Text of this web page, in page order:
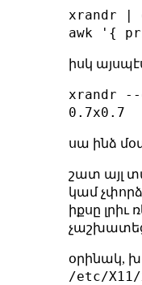
xrandr |
awk '{
իսկ
xrandr --
0.7x0.7
սա ինձ
շատ այլ
կամ
իքսը
օրինակ,
/etc/